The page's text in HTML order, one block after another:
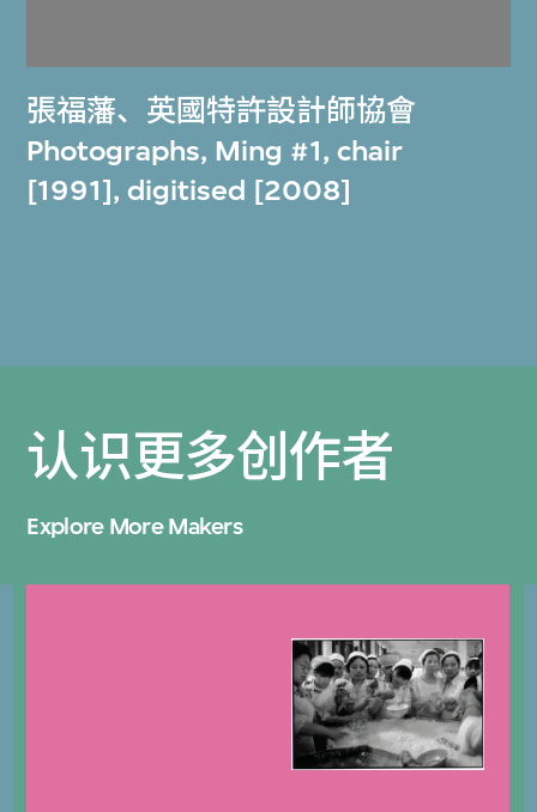
張福藩、 英國特許設計師協會
Photographs, Ming #1, chair
[1991], digitised [2008]
认识更多创作者
Explore More Makers